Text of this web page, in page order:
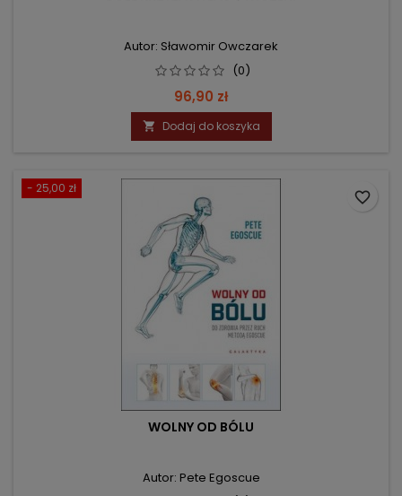
Autor: Sławomir Owczarek
(0)
Cena
96,90 zł
 Dodaj do koszyka
- 25,00 zł
WOLNY OD BÓLU
Autor: Pete Egoscue
favorite_border